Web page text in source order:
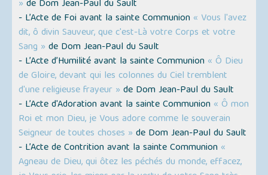
» de Dom Jean-Paul du Sault
- L’Acte de Foi avant la sainte Communion « Vous l'avez
dit, ô divin Sauveur, que c'est-Là votre Corps et votre
Sang » de Dom Jean-Paul du Sault
- L’Acte d’Humilité avant la sainte Communion « Ô Dieu
de Gloire, devant qui les colonnes du Ciel tremblent
d'une religieuse frayeur » de Dom Jean-Paul du Sault
- L’Acte d'Adoration avant la sainte Communion « Ô mon
Roi et mon Dieu, je Vous adore comme le souverain
Seigneur de toutes choses » de Dom Jean-Paul du Sault
- L’Acte de Contrition avant la sainte Communion «
Agneau de Dieu, qui ôtez les péchés du monde, effacez,